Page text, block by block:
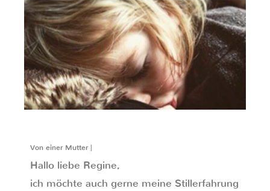
Von einer Mutter |
Hallo liebe Regine,
ich möchte auch gerne meine Stillerfahrung